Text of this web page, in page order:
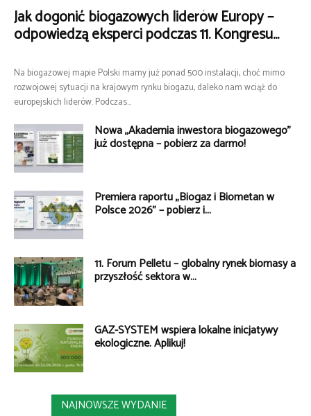
Jak dogonić biogazowych liderów Europy –
odpowiedzą eksperci podczas 11. Kongresu...
Na biogazowej mapie Polski mamy już ponad 500 instalacji, choć mimo
rozwojowej sytuacji na krajowym rynku biogazu, daleko nam wciąż do
europejskich liderów. Podczas...
Nowa „Akademia inwestora biogazowego”
już dostępna – pobierz za darmo!
Premiera raportu „Biogaz i Biometan w
Polsce 2026” – pobierz i...
11. Forum Pelletu – globalny rynek biomasy a
przyszłość sektora w...
GAZ-SYSTEM wspiera lokalne inicjatywy
ekologiczne. Aplikuj!
NAJNOWSZE WYDANIE